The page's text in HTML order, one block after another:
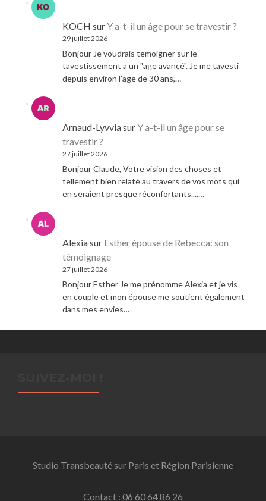
KOCH surY a-t-il un âge pour se travestir ?
29 juillet 2026
Bonjour Je voudrais temoigner sur le
tavestissement a un "age avancé". Je me tavesti
depuis environ l'age de 30 ans,…
Arnaud-LyvviasurY a-t-il un âge pour se
travestir ?
27 juillet 2026
Bonjour Claude, Votre vision des choses et
tellement bien relaté au travers de vos mots qui
en seraient presque réconfortants....…
Alexiasur Esther épouse de Rebecca: son
témoignage
27 juillet 2026
Bonjour Esther Je me prénomme Alexia et je vis
en couple et mon épouse me soutient également
dans mes envies…
Studio Transbeauté sur Paris et Région Parisienne
Contact : 06 60 64 86 26